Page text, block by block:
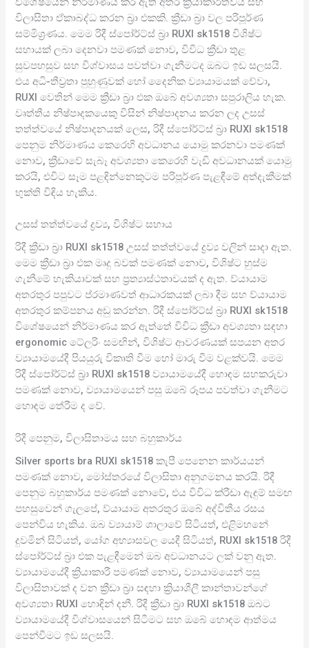
විලාසිතා ඒකාබද්ධ කරන බ්‍රා එකකි. ක්‍රීඩා බ්‍රා වල පරිපූර්ණ
සම්මිශ්‍රණය. මෙම රිදී ස්පෝර්ට්ස් බ්‍රා RUXI sk1518 විශිෂ්ට
සහායක් ලබා දෙනවා පමණක් නොව, විවිධ ක්‍රීඩා තුළ
සුවපහසුව සහ විශ්වාසය පවත්වා ගැනීමටද ඔබට ඉඩ සලසයි.
එය අධි-තීව්‍රතා පුහුණුවක් හෝ දෛනික ව්‍යායාමයක් වේවා,
RUXI වෙතින් මෙම ක්‍රීඩා බ්‍රා එක ඔබේ අවශ්‍යතා සපුරාලිය හැක.
වෘත්තීය නිෂ්පාදකයෙකු විසින් නිෂ්පාදනය කරන ලද උසස්
තත්ත්වයේ නිෂ්පාදනයක් ලෙස, රිදී ස්පෝර්ට්ස් බ්‍රා RUXI sk1518
පෙනුම නිර්මාණය කෙරෙහි අවධානය යොමු කරනවා පමණක්
නොව, ක්‍රීඩාවේ සැබෑ අවශ්‍යතා කෙරෙහි වැඩි අවධානයක් යොමු
කරයි, එවිට සෑම පළඳින්නෙකුටම පරිපූර්ණ පැළඳීමේ අත්දැකීමක්
භුක්ති විඳිය හැකිය.
උසස් තත්ත්වයේ ද්‍රව්‍ය, විශිෂ්ට සහාය
රිදී ක්‍රීඩා බ්‍රා RUXI sk1518 උසස් තත්ත්වයේ ද්‍රව්‍ය වලින් සාදා ඇත.
මෙම ක්‍රීඩා බ්‍රා එක මෘදු බවක් පමණක් නොව, විශිෂ්ට හුස්ම
ගැනීමේ හැකියාවක් සහ ප්‍රත්‍යාස්ථතාවයක් ද ඇත. ව්යායාම
අතරතුර පපුවට ප්රමාණවත් ආධාරකයක් ලබා දීම සහ ව්යායාම
අතරතුර කම්පනය අඩු කරන්න. රිදී ස්පෝර්ට්ස් බ්‍රා RUXI sk1518
විශේෂයෙන් නිර්මාණය කර ඇත්තේ විවිධ ක්‍රීඩා අවශ්‍යතා සඳහා
ergonomic ටේලරිං සමඟින්, විශිෂ්ට ආවරණයක් සපයන අතර
ව්‍යායාමයේදී පියයුරු විකෘති වීම හෝ මාරු වීම වළක්වයි. මෙම
රිදී ස්පෝර්ට්ස් බ්‍රා RUXI sk1518 ව්‍යායාමයේදී හොඳම සහකරුවා
පමණක් නොව, ව්‍යායාමයෙන් පසු ඔබේ රූපය පවත්වා ගැනීමට
හොඳම තේරීම ද වේ.
රිදී පෙනුම, විලාසිතාමය සහ බහුකාර්ය
Silver sports bra RUXI sk1518 කැපී පෙනෙන කාර්යයන්
පමණක් නොව, මෝස්තරයේ විලාසිතා අනුගමනය කරයි. රිදී
පෙනුම බහුකාර්ය පමණක් නොවේ, එය විවිධ ක්රීඩා ඇඳුම් සමඟ
පහසුවෙන් ගැලපේ, ව්යායාම අතරතුර ඔබේ අද්විතීය රසය
පෙන්විය හැකිය. ඔබ ව්‍යායාම් ශාලාවේ සිටියත්, එළිමහනේ
දුවමින් සිටියත්, යෝග අභ්‍යාසවල යෙදී සිටියත්, RUXI sk1518 රිදී
ස්පෝර්ට්ස් බ්‍රා එක පැළඳීමෙන් ඔබ අවධානයට ලක් වනු ඇත.
ව්‍යායාමයේදී ක්‍රියාකාරී පමණක් නොව, ව්‍යායාමයෙන් පසු
විලාසිතාවක් ද වන ක්‍රීඩා බ්‍රා සඳහා ක්‍රියාශීලී කාන්තාවන්ගේ
අවශ්‍යතා RUXI හොඳින් දනී. රිදී ක්‍රීඩා බ්‍රා RUXI sk1518 ඔබට
ව්‍යායාමයේදී විශ්වාසයෙන් සිටීමට සහ ඔබේ හොඳම ආත්මය
පෙන්වීමට ඉඩ සලසයි.